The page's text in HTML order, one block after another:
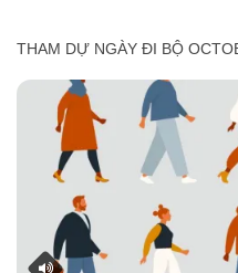
THAM DỰ NGÀY ĐI BỘ